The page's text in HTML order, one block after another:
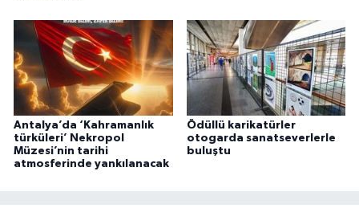
Antalya’da ‘Kahramanlık
türküleri’ Nekropol
Müzesi’nin tarihi
atmosferinde yankılanacak
Ödüllü karikatürler
otogarda sanatseverlerle
buluştu